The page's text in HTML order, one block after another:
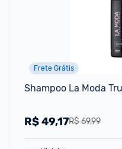
Frete Grátis
Shampoo La Moda
R$ 69,99
R$49,17